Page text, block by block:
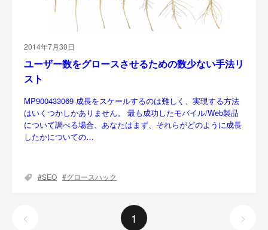
2014年7月30日
ユーザー数をグロースさせるための数少ない手法リ
スト
MP900433069 成長をスケールするのは難しく、実現する方法
はいくつかしかありません。 最も成功したモバイル/Web製品
について調べる場合、あなたはまず、それらがどのように成長
したかについての…
SEO グロースハック
< 1 >